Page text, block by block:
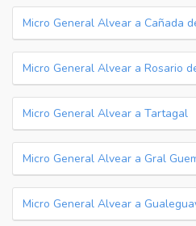
Micro General Alvear a Cañada
Micro General Alvear a Rosario
Micro General Alvear a Tartagal
Micro General Alvear a Gral
Micro General Alvear a